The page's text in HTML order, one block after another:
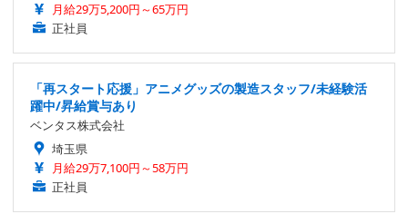
月給29万5,200円～65万円
正社員
「再スタート応援」アニメグッズの製造スタッフ/未経験活
躍中/昇給賞与あり
ベンタス株式会社
埼玉県
月給29万7,100円～58万円
正社員